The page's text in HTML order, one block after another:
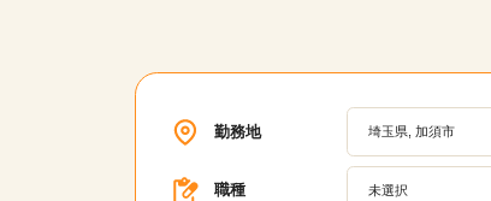
勤務地 埼玉県, 加須市
職種 未選択